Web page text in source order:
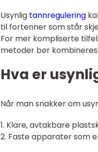
Usynlig tannregulering
til fortenner som står
For mer kompliserte
metoder bør kombineres
Hva er
Når man snakker om
1. Klare, avtakbare
2. Faste apparater som